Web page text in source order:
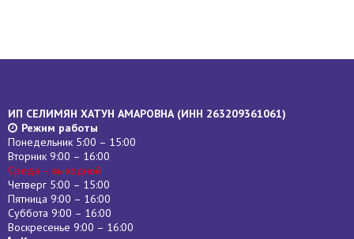
ИП СЕЛИМЯН ХАТУН АМАРОВНА (ИНН 263209361061)
Режим работы
Понедельник 5:00 – 15:00
Вторник 9:00 – 16:00
Среда – выходной
Четверг 5:00 – 15:00
Пятница 9:00 – 16:00
Суббота 9:00 – 16:00
Воскресенье 9:00 – 16:00